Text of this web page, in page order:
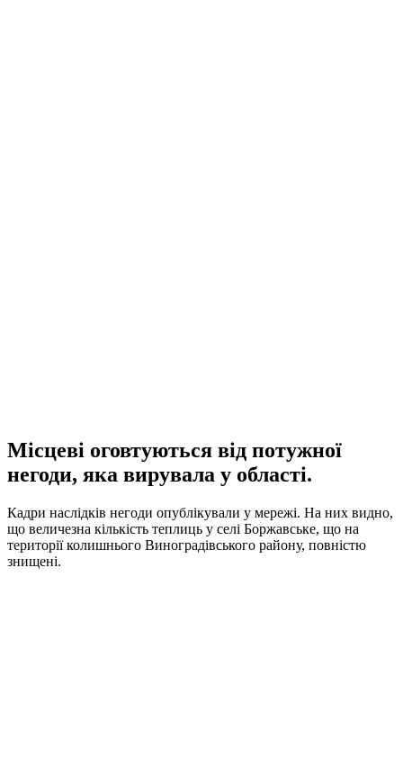
Місцеві оговтуються від потужної
негоди, яка вирувала у області.
Кадри наслідків негоди опублікували у мережі. На них видно,
що величезна кількість теплиць у селі Боржавське, що на
території колишнього Виноградівського району, повністю
знищені.